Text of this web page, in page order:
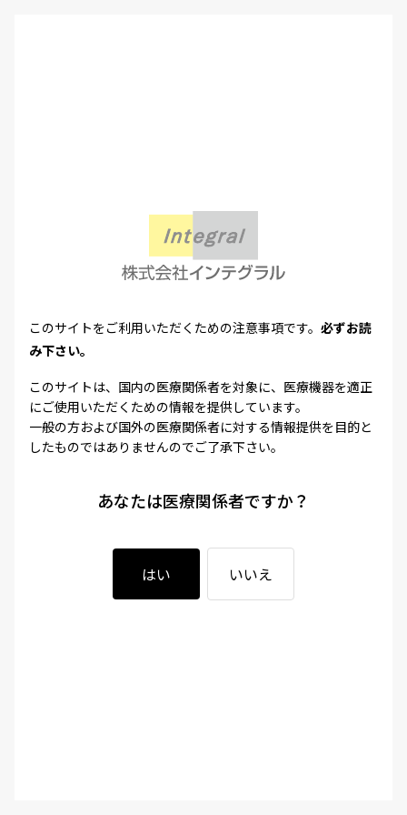
このサイトをご利用いただくための注意事項です。 必ずお読
み下さい。
このサイトは、国内の医療関係者を対象に、医療機器を適正
にご使用いただくための情報を提供しています。
一般の方および国外の医療関係者に対する情報提供を目的と
したものではありませんのでご了承下さい。
あなたは医療関係者ですか？
はい いいえ